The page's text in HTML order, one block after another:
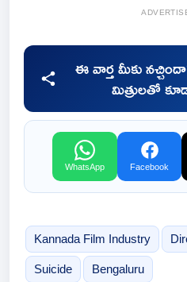
ఈ వార్త మీకు
మిత్రులతో
WhatsApp Facebook
Kannada Film Industry
Suicide Bengaluru